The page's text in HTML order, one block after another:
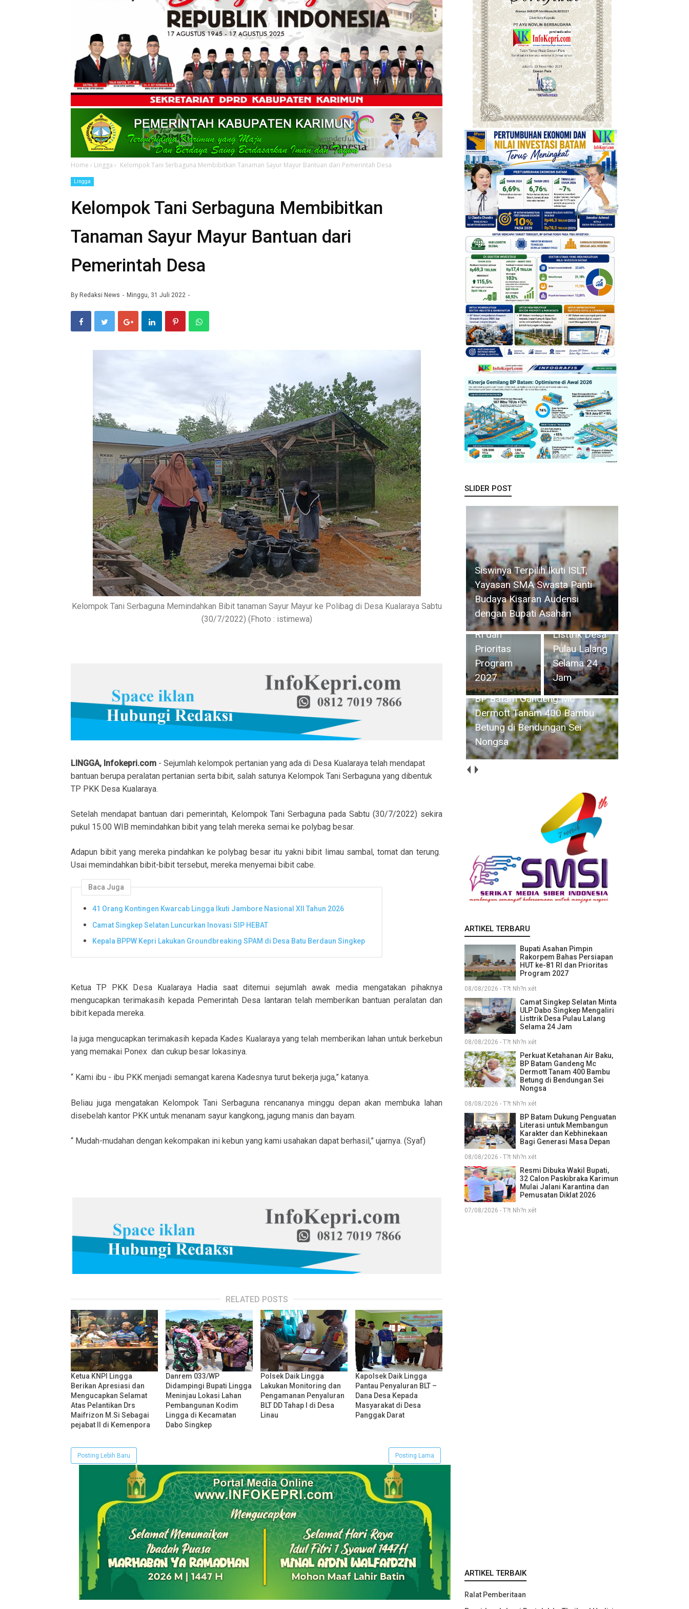
Home › Lingga › Kelompok Tani Serbaguna Membibitkan Tanaman Sayur Mayur Bantuan dari Pemerintah Desa
Lingga
Kelompok Tani Serbaguna Membibitkan
Tanaman Sayur Mayur Bantuan dari
Pemerintah Desa
By Redaksi News Minggu, 31 Juli 2022
Kelompok Tani Serbaguna Memindahkan Bibit tanaman Sayur Mayur ke Polibag di Desa Kualaraya Sabtu
(30/7/2022) (Fhoto : istimewa)
LINGGA, Infokepri.com - Sejumlah kelompok pertanian yang ada di Desa Kualaraya telah mendapat
bantuan berupa peralatan pertanian serta bibit, salah satunya Kelompok Tani Serbaguna yang dibentuk
TP PKK Desa Kualaraya.
Setelah mendapat bantuan dari pemerintah, Kelompok Tani Serbaguna pada Sabtu (30/7/2022) sekira
pukul 15.00 WIB memindahkan bibit yang telah mereka semai ke polybag besar.
Adapun bibit yang mereka pindahkan ke polybag besar itu yakni bibit limau sambal, tomat dan terung.
Usai memindahkan bibit-bibit tersebut, mereka menyemai bibit cabe.
Baca Juga
41 Orang Kontingen Kwarcab Lingga Ikuti Jambore Nasional XII Tahun 2026
Camat Singkep Selatan Luncurkan Inovasi SIP HEBAT
Kepala BPPW Kepri Lakukan Groundbreaking SPAM di Desa Batu Berdaun Singkep
Ketua TP PKK Desa Kualaraya Hadia saat ditemui sejumlah awak media mengatakan pihaknya
mengucapkan terimakasih kepada Pemerintah Desa lantaran telah memberikan bantuan peralatan dan
bibit kepada mereka.
Ia juga mengucapkan terimakasih kepada Kades Kualaraya yang telah memberikan lahan untuk berkebun
yang memakai Ponex dan cukup besar lokasinya.
“ Kami ibu - ibu PKK menjadi semangat karena Kadesnya turut bekerja juga,” katanya.
Beliau juga mengatakan Kelompok Tani Serbaguna rencananya minggu depan akan membuka lahan
disebelah kantor PKK untuk menanam sayur kangkong, jagung manis dan bayam.
“ Mudah-mudahan dengan kekompakan ini kebun yang kami usahakan dapat berhasil,” ujarnya. (Syaf)
RELATED POSTS
Ketua KNPI Lingga
Berikan Apresiasi dan
Mengucapkan Selamat
Atas Pelantikan Drs
Maifrizon M.Si Sebagai
pejabat II di Kemenpora
Danrem 033/WP
Didampingi Bupati Lingga
Meninjau Lokasi Lahan
Pembangunan Kodim
Lingga di Kecamatan
Dabo Singkep
Polsek Daik Lingga
Lakukan Monitoring dan
Pengamanan Penyaluran
BLT DD Tahap I di Desa
Linau
Kapolsek Daik Lingga
Pantau Penyaluran BLT –
Dana Desa Kepada
Masyarakat di Desa
Panggak Darat
Posting Lebih Baru Posting Lama
SLIDER POST
Bupati Asahan Pimpin
Rakorpem Bahas Persiapan
HUT ke-81 RI dan Prioritas
Program 2027
Camat
Singkep
Selatan
Minta ULP
Dabo
Singkep
Mengaliri
Listtrik Desa
Pulau Lalang
Selama 24
Jam
Perkuat
Ketahanan
Air Baku, BP
Batam
Gandeng Mc
Dermott
Tanam 400
Bambu
Betung di
Bendungan
Sei Nongsa
BP Batam Dukung Penguatan
Literasi untuk Membangun
Karakter dan Kebhinekaan Bagi
Generasi Masa Depan
ARTIKEL TERBARU
Bupati Asahan Pimpin
Rakorpem Bahas Persiapan
HUT ke-81 RI dan Prioritas
Program 2027
08/08/2026 - T?t Nh?n xét
Camat Singkep Selatan Minta
ULP Dabo Singkep Mengaliri
Listtrik Desa Pulau Lalang
Selama 24 Jam
08/08/2026 - T?t Nh?n xét
Perkuat Ketahanan Air Baku,
BP Batam Gandeng Mc
Dermott Tanam 400 Bambu
Betung di Bendungan Sei
Nongsa
08/08/2026 - T?t Nh?n xét
BP Batam Dukung Penguatan
Literasi untuk Membangun
Karakter dan Kebhinekaan
Bagi Generasi Masa Depan
08/08/2026 - T?t Nh?n xét
Resmi Dibuka Wakil Bupati,
32 Calon Paskibraka Karimun
Mulai Jalani Karantina dan
Pemusatan Diklat 2026
07/08/2026 - T?t Nh?n xét
ARTIKEL TERBAIK
Ralat Pemberitaan